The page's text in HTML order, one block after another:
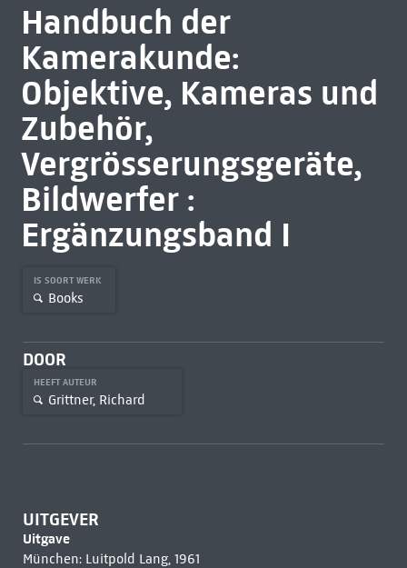
Handbuch der
Kamerakunde:
Objektive, Kameras und
Zubehör,
Vergrösserungsgeräte,
Bildwerfer :
Ergänzungsband I
IS SOORT WERK
Books
DOOR
HEEFT AUTEUR
Grittner, Richard
UITGEVER
Uitgave
München: Luitpold Lang, 1961